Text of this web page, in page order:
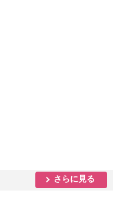
さらに見る